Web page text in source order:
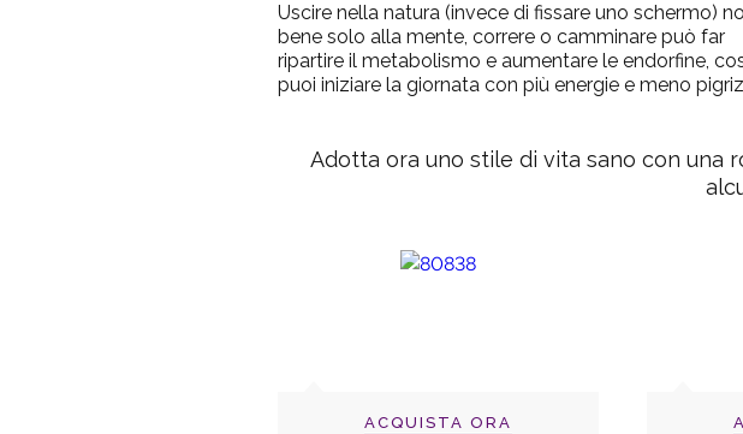
Uscire nella natura (invece di fissare uno schermo)
bene solo alla mente, correre o camminare può far
ripartire il metabolismo e aumentare le endorfine,
puoi iniziare la giornata con più energie e meno
Adotta ora uno stile di vita sano con una
ACQUISTA ORA